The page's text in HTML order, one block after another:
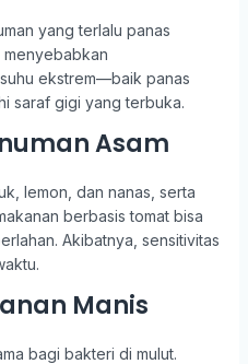
yang terlalu panas
ekstrem—baik panas
saraf gigi yang terbuka.
Asam
lemon, dan nanas, serta
berbasis tomat bisa
Akibatnya, sensitivitas
Manis
bagi bakteri di mulut.